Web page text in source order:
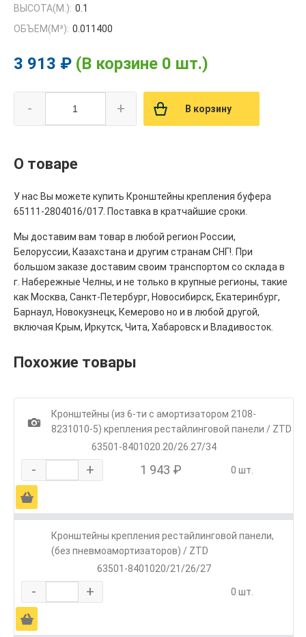
ВЫСОТА(М.): 0.1
ОБЪЕМ(M³): 0.011400
3 913 ₽ (В корзине 0 шт.)
- + В корзину
О товаре
У нас Вы можете купить Кронштейны крепления буфера
65111-2804016/017. Поставка в кратчайшие сроки.
Мы доставим вам товар в любой регион России,
Белоруссии, Казахстана и другим странам СНГ!. При
большом заказе доставим своим транспортом со склада в
г. Набережные Челны, и не только в крупные регионы, такие
как Москва, Санкт-Петербург, Новосибирск, Екатеринбург,
Барнаул, Новокузнецк, Кемерово но и в любой другой,
включая Крым, Иркутск, Чита, Хабаровск и Владивосток.
Похожие товары
1
Кронштейны (из 6-ти с амортизатором 2108-
8231010-5) крепления рестайлинговой панели / ZTD
63501-8401020.20/26.27/34
- + 1 943 ₽ 0 шт.
Ä
Кронштейны крепления рестайлинговой панели,
(без пневмоамортизаторов) / ZTD
63501-8401020/21/26/27
- + 0 шт.
Ä